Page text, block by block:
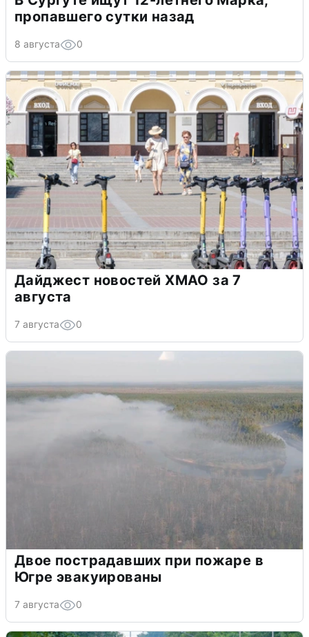
пропавшего сутки назад
8 августа 0
Дайджест новостей ХМАО за 7
августа
7 августа 0
Двое пострадавших при пожаре в
Югре эвакуированы
7 августа 0